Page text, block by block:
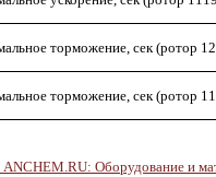
торможение, сек (ротор
торможение, сек (ротор
ANCHEM.RU: Оборудование и